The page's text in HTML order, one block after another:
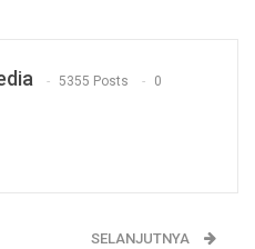
5355 Posts 0
SELANJUTNYA